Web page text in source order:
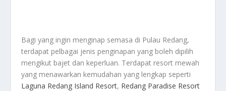
Bagi yang ingin menginap semasa di Pulau Redang,
terdapat pelbagai jenis penginapan yang boleh dipilih
mengikut bajet dan keperluan. Terdapat resort mewah
yang menawarkan kemudahan yang lengkap seperti
Laguna Redang Island Resort, Redang Paradise Resort